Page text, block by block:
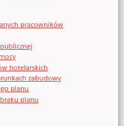
pracowników
hotelarskich
zabudowy
planu
planu